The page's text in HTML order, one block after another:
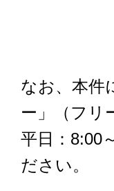
なお、本件
ー」（フリ
平日：8:00
ださい。